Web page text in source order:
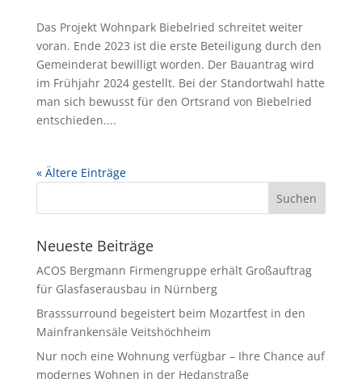
Das Projekt Wohnpark Biebelried schreitet weiter
voran. Ende 2023 ist die erste Beteiligung durch den
Gemeinderat bewilligt worden. Der Bauantrag wird
im Frühjahr 2024 gestellt. Bei der Standortwahl hatte
man sich bewusst für den Ortsrand von Biebelried
entschieden....
« Ältere Einträge
Neueste Beiträge
ACOS Bergmann Firmengruppe erhält Großauftrag
für Glasfaserausbau in Nürnberg
Brasssurround begeistert beim Mozartfest in den
Mainfrankensäle Veitshöchheim
Nur noch eine Wohnung verfügbar – Ihre Chance auf
modernes Wohnen in der Hedanstraße